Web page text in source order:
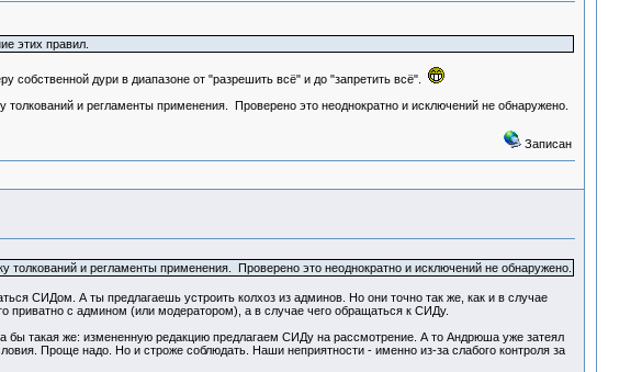
этих правил.
собственной дури в диапазоне от "разрешить всё" и до "запретить всё".
толкований и регламенты применения. Проверено это неоднократно и исключений не обнаружено.
Записан
толкований и регламенты применения. Проверено это неоднократно и исключений не обнаружено.
СИДом. А ты предлагаешь устроить колхоз из админов. Но они точно так же, как и в случае
приватно с админом (или модератором), а в случае чего обращаться к СИДу.
бы такая же: измененную редакцию предлагаем СИДу на рассмотрение. А то Андрюша уже затеял
Проще надо. Но и строже соблюдать. Наши неприятности - именно из-за слабого контроля за